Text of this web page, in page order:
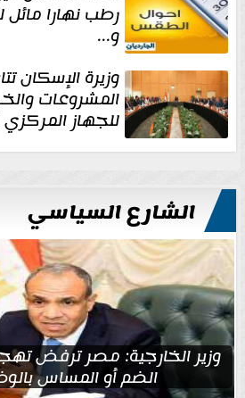
رطب نهارا مائل
و...
وزيرة الإسكان
المشروعات
للجهاز المركزي
الشارع السياسي
وزير الخارجية: مصر ترفض
الضم أو المساس